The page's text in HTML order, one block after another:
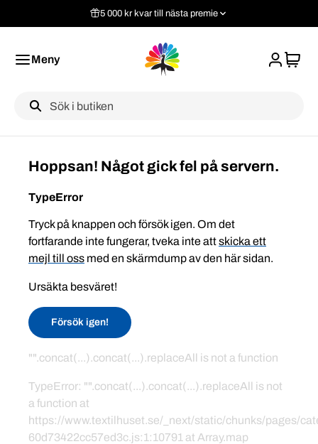
5 000 kr kvar till nästa premie
Meny
Label
Hoppsan! Något gick fel på servern.
TypeError
Tryck på knappen och försök igen. Om det
fortfarande inte fungerar, tveka inte attskicka ett
mejl till oss med en skärmdump av den här sidan.
Ursäkta besväret!
Försök igen!
"".concat(...).concat(...).replaceAll is not a function
TypeError: "".concat(...).concat(...).replaceAll is not
a function at
https://www.textilhuset.se/_next/static/chunks/pages/
60d73422cc57ed3c.js:1:10791 at Array.map